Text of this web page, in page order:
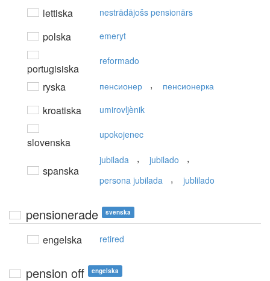
lettiska nestrādājošs pensionārs
polska emeryt
portugisiska
reformado
ryska пенсионер , пенсионерка
kroatiska umirovljènik
slovenska
upokojenec
spanska
jubilada , jubilado ,
persona jubilada , jublilado
pensionerade svenska
engelska retired
pension off engelska